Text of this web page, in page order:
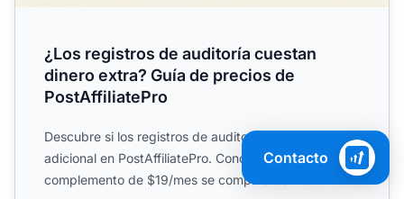
¿Los registros de auditoría cuestan
dinero extra? Guía de precios de
PostAffiliatePro
Descubre si los registros de auditoría tienen un costo
adicional en PostAffiliatePro. Conoce cómo el
complemento de $19/mes se compara con la
Contacto